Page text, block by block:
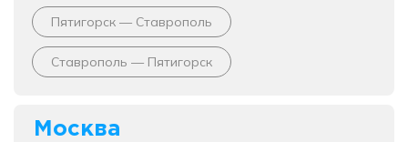
Пятигорск — Ставрополь
Ставрополь — Пятигорск
Москва